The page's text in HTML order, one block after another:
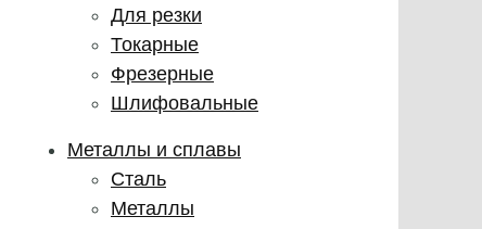
Для резки
Токарные
Фрезерные
Шлифовальные
Металлы и сплавы
Сталь
Металлы